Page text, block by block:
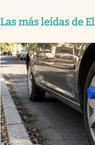
Las más leídas de